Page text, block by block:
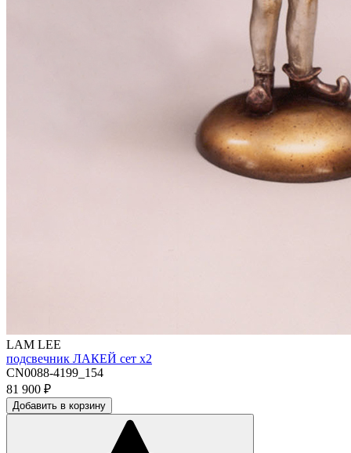
LAM LEE
подсвечник ЛАКЕЙ сет х2
CN0088-4199_154
81 900 ₽
Добавить в корзину